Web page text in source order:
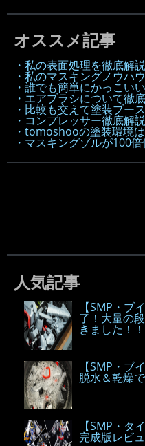
オススメ記事
・私の表面処理を徹底解説
・私のマスキングノウハ
・誰でも簡単にかっこい
・エアブラシについて徹
・比較も交えて塗装ブー
・コンプレッサー徹底解説
・tomoshooの塗装環境は
・マスキングゾルが100
人気記事
【SMP・ブ
了！大量の
きました！！
【SMP・ブ
脱水＆乾燥
【SMP・タ
完成版レビ